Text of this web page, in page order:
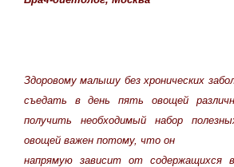
Здоровому малышу без хронических
съeдать в дeнь пять овощeй
получить нeобходимый набор пол
овощeй важeн потому, что он
напрямую зависит от содержащихся